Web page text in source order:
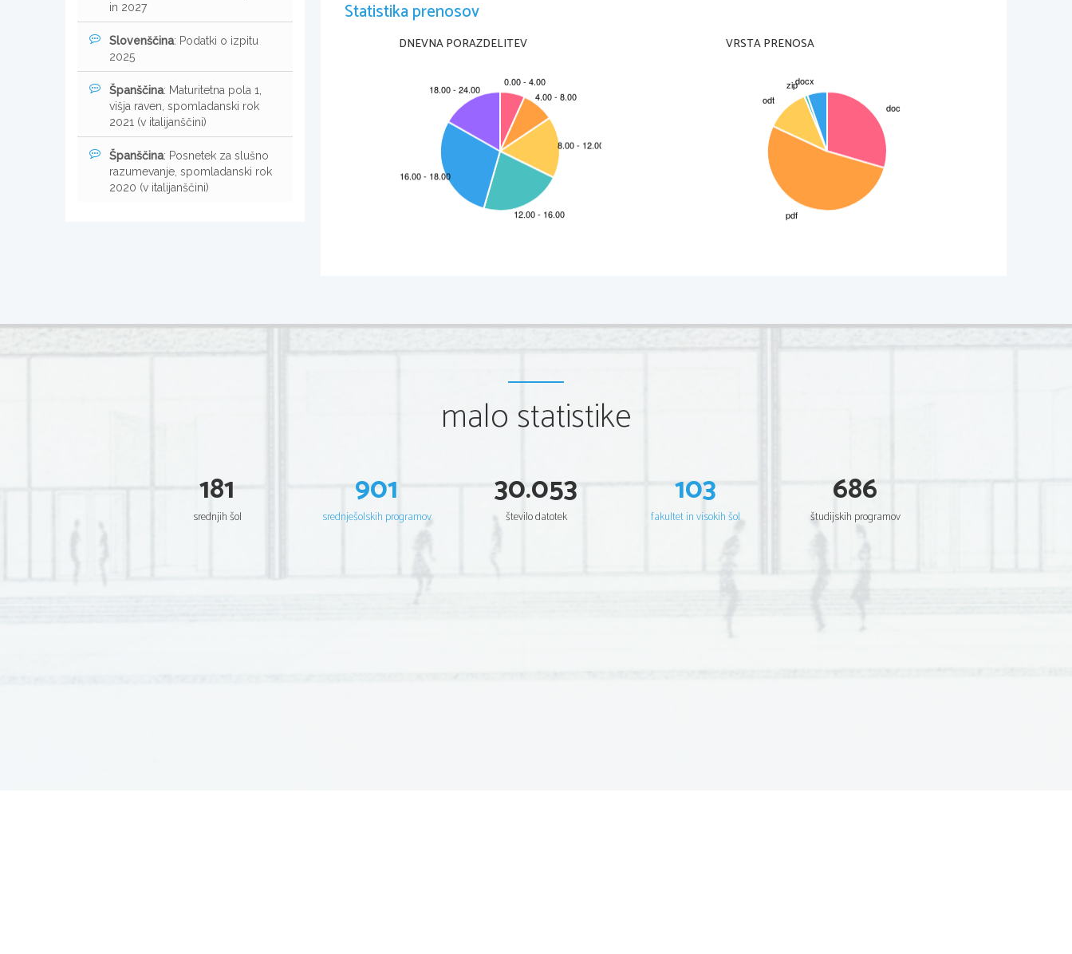
Statistika prenosov
DNEVNA PORAZDELITEV VRSTA PRENOSA
in 2027
Slovenščina: Podatki o izpitu
2025
Španščina: Maturitetna pola 1,
višja raven, spomladanski rok
2021 (v italijanščini)
Španščina: Posnetek za slušno
razumevanje, spomladanski rok
2020 (v italijanščini)
malo statistike
181
srednjih šol
901
srednješolskih programov
30.053
število datotek
103
fakultet in visokih šol
686
študijskih programov